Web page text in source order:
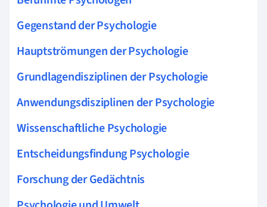
Gegenstand der Psychologie
Hauptströmungen der Psychologie
Grundlagendisziplinen der Psychologie
Anwendungsdisziplinen der Psychologie
Wissenschaftliche Psychologie
Entscheidungsfindung Psychologie
Forschung der Gedächtnis